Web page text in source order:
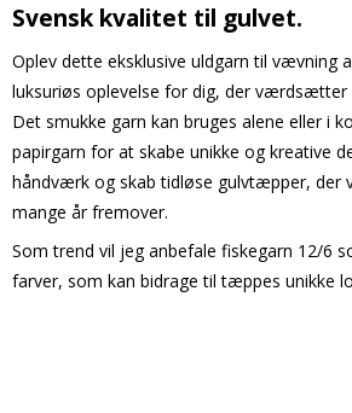
Svensk kvalitet til gulvet.
Oplev dette eksklusive uldgarn til vævning
luksuriøs oplevelse for dig, der værdsætter
Det smukke garn kan bruges alene eller i
papirgarn for at skabe unikke og kreative
håndværk og skab tidløse gulvtæpper, der
mange år fremover.
Som trend vil jeg anbefale fiskegarn 12/6
farver, som kan bidrage til tæppes unikke